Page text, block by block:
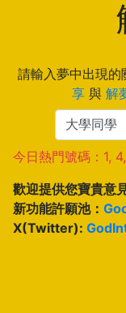
請輸入夢中出現
享與 解
今日熱門號碼：1,
歡迎提供您寶貴意
新功能許願池：
X(Twitter):